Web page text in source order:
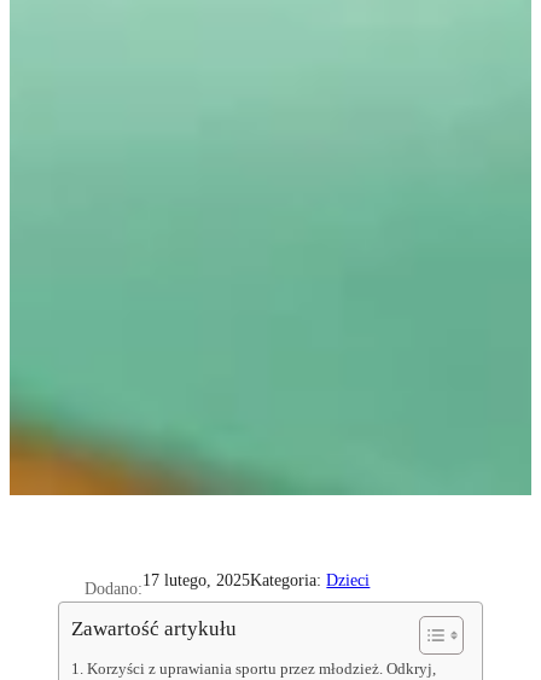
Dodano:17 lutego, 2025Kategoria:Dzieci
Zawartość artykułu
Korzyści z uprawiania sportu przez młodzież. Odkryj,